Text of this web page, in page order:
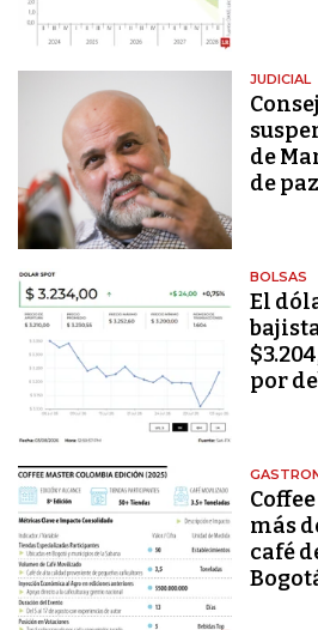
JUDICIAL
de
de paz
BOLSAS
El
por
más
café